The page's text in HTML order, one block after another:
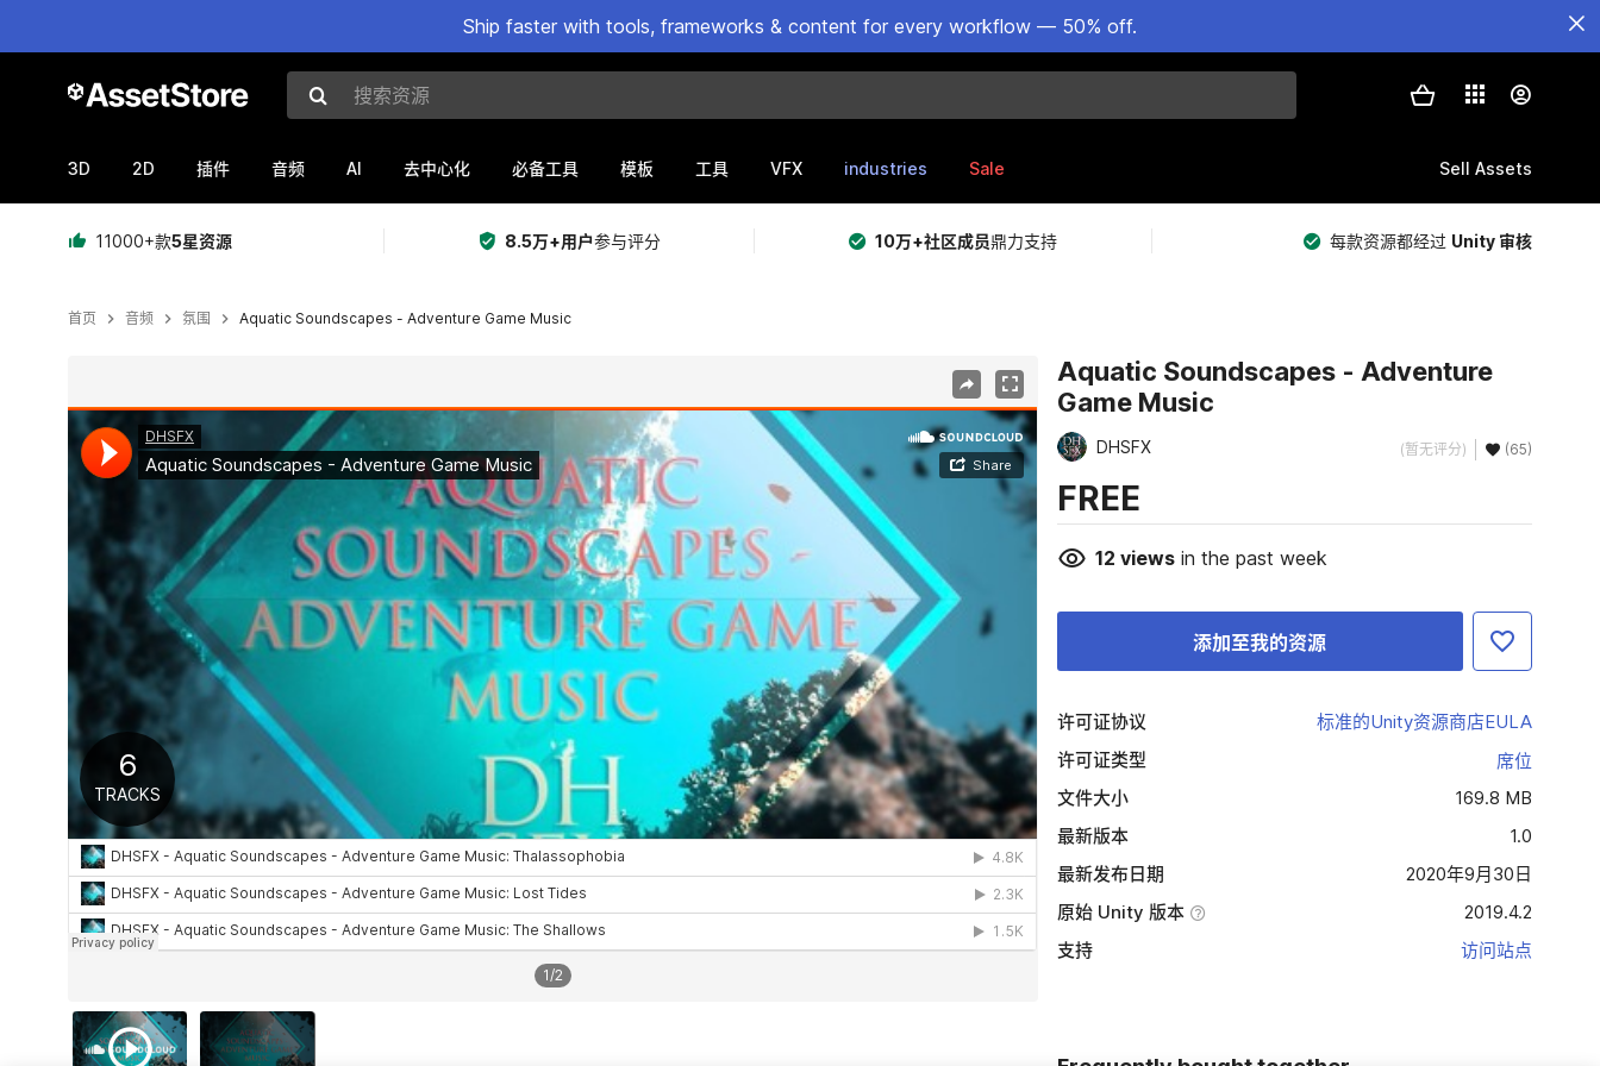
Ship faster with tools, frameworks & content for every workflow — 50% off.
搜索资源
3D 2D 插件 音频 AI 去中心化 必备工具 模板 工具 VFX industries Sale Sell Assets
11000+款5星资源 8.5万+用户参与评分 10万+社区成员鼎力支持 每款资源都经过 Unity 审核
首页 音频 氛围 Aquatic Soundscapes - Adventure Game Music
1/2
Aquatic Soundscapes - Adventure
Game Music
DHSFX (暂无评分) (65)
FREE
12 viewsin the past week
添加至我的资源
许可证协议
标准的Unity资源商店EULA
许可证类型
席位
文件大小
169.8 MB
最新版本
1.0
最新发布日期
2020年9月30日
原始 Unity 版本
2019.4.2
支持
访问站点